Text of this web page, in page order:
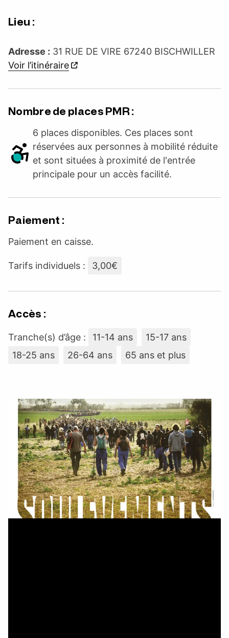
Lieu :
Adresse : 31 RUE DE VIRE 67240 BISCHWILLER
Voir l’itinéraire
Nombre de places PMR :
6 places disponibles. Ces places sont
réservées aux personnes à mobilité réduite
et sont situées à proximité de l'entrée
principale pour un accès facilité.
Paiement :
Paiement en caisse.
Tarifs individuels : 3,00€
Accès :
Tranche(s) d’âge : 11-14 ans
15-17 ans
18-25 ans
26-64 ans 65 ans et plus